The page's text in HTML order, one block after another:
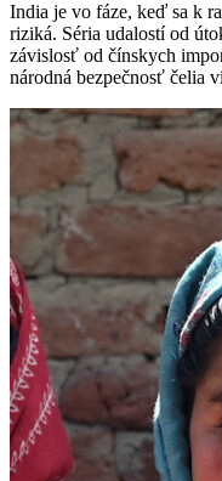
India je vo fáze, keď sa k
riziká. Séria udalostí od
závislosť od čínskych
národná bezpečnosť čelia